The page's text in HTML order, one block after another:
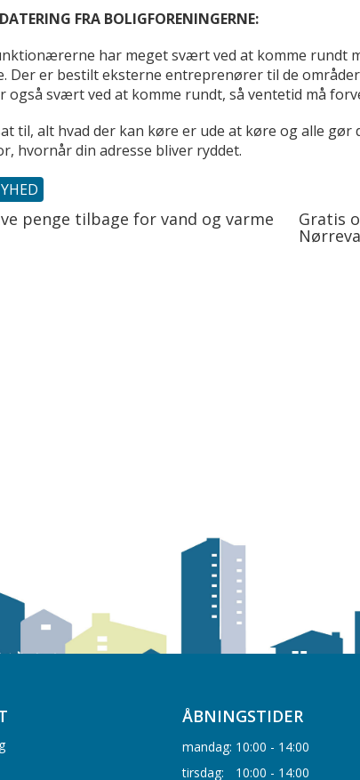
FRA BOLIGFORENINGERNE:
har meget svært ved at komme rundt
Der er bestilt eksterne entreprenører til de
også svært ved at komme rundt, så ventetid må
til, alt hvad der kan køre er ude at køre og alle
hvornår din adresse bliver ryddet.
penge tilbage for vand og varme Gratis
ÅBNINGSTIDER
mandag: 10:00 - 14:00
tirsdag:
10:00 - 14:00